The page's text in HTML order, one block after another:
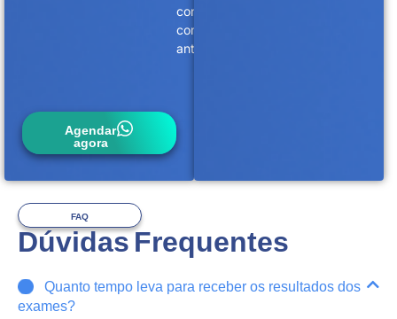
conosco
com
antecedência.
Agendar
agora
FAQ
Dúvidas Frequentes
Quanto tempo leva para receber os resultados dos
exames?